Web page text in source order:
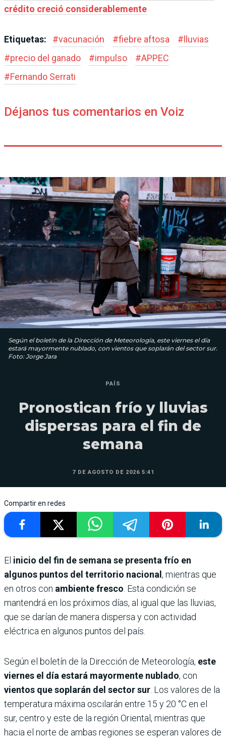
crédito creció considerablemente
Etiquetas: #vacunación #fiebre aftosa # lluvias
#precio del ganado #impulso #APPEC
#Fernando Serrati
Déjanos tus comentarios en Voiz
Según el boletín de la Dirección de Meteorología, este viernes el día
estará mayormente nublado, con vientos que soplarán del sector sur.
Foto: Jorge Jara
PAÍS
Pronostican frío y lluvias
dispersas para el fin de
semana
7 DE AGOSTO DE 2026 5:41
Compartir en redes
El inicio del fin de semana se presenta frío en
algunos puntos del territorio nacional, mientras que
en otros con ambiente fresco . Esta condición se
mantendrá en los próximos días, al igual que las lluvias,
que se darían de manera dispersa y con actividad
eléctrica en algunos puntos del país.
Según el boletín de la Dirección de Meteorología, este
viernes el día estará mayormente nublado, con
vientos que soplarán del sector sur . Los valores de la
temperatura máxima oscilarán entre 15 y 20 °C en el
sur, centro y este de la región Oriental, mientras que
hacia el norte de ambas regiones se esperan valores de